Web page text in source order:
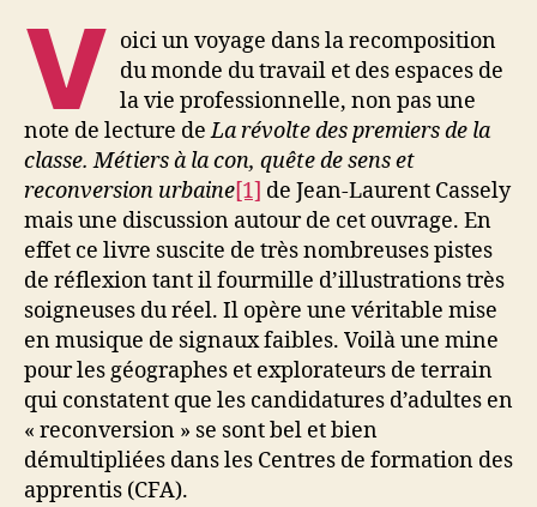
V oici un voyage dans la recomposition
du monde du travail et des espaces de
la vie professionnelle, non pas une
note de lecture deLa révolte des premiers de la
classe. Métiers à la con, quête de sens et
reconversion urbaine[1] de Jean-Laurent Cassely
mais une discussion autour de cet ouvrage. En
effet ce livre suscite de très nombreuses pistes
de réflexion tant il fourmille d’illustrations très
soigneuses du réel. Il opère une véritable mise
en musique de signaux faibles. Voilà une mine
pour les géographes et explorateurs de terrain
qui constatent que les candidatures d’adultes en
« reconversion » se sont bel et bien
démultipliées dans les Centres de formation des
apprentis (CFA).